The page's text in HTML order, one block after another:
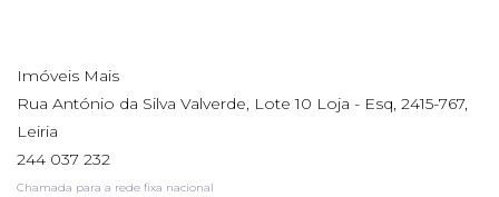
Imóveis Mais
Rua António da Silva Valverde, Lote 10 Loja - Esq, 2415-767,
Leiria
244 037 232
Chamada para a rede fixa nacional